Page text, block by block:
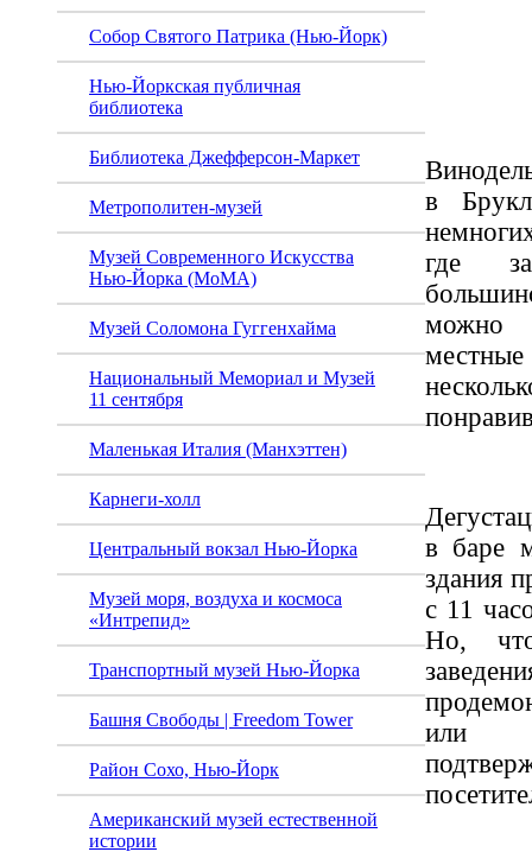
Собор Святого Патрика (Нью-Йорк)
Нью-Йоркская публичная
библиотека
Библиотека Джефферсон-Маркет
Метрополитен-музей
Музей Современного Искусства
Нью-Йорка (MoMA)
Музей Соломона Гуггенхайма
Национальный Мемориал и Музей
11 сентября
Маленькая Италия (Манхэттен)
Карнеги-холл
Центральный вокзал Нью-Йорка
Музей моря, воздуха и космоса
«Интрепид»
Транспортный музей Нью-Йорка
Башня Свободы | Freedom Tower
Район Сохо, Нью-Йорк
Американский музей естественной
истории
в
где
можно
в баре
здания
с 11
Но,
или